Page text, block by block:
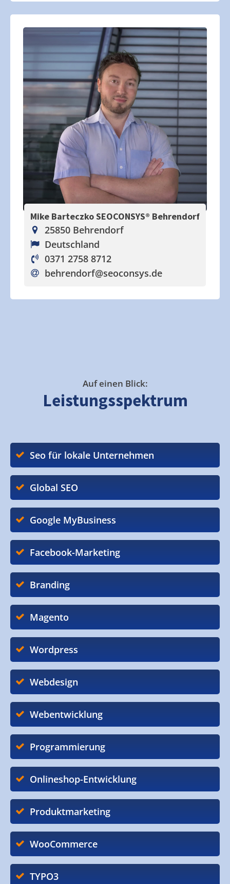
Mike Barteczko SEOCONSYS® Behrendorf
25850 Behrendorf
Deutschland
0371 2758 8712
behrendorf@seoconsys.de
Auf einen Blick:
Leistungsspektrum
Seo für lokale Unternehmen
Global SEO
Google MyBusiness
Facebook-Marketing
Branding
Magento
Wordpress
Webdesign
Webentwicklung
Programmierung
Onlineshop-Entwicklung
Produktmarketing
WooCommerce
TYPO3